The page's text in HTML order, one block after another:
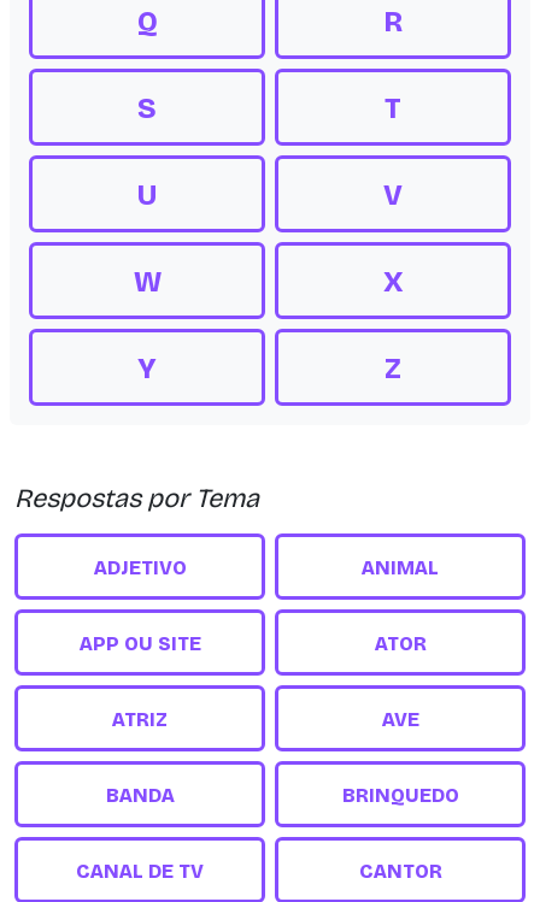
Q R
S T
U V
W X
Y Z
Respostas por Tema
ADJETIVO ANIMAL
APP OU SITE ATOR
ATRIZ AVE
BANDA BRINQUEDO
CANAL DE TV CANTOR